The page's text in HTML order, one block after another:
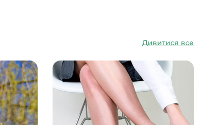
Дивитися все